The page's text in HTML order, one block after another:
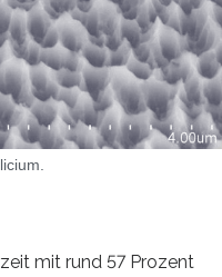
mit rund 57 Prozent